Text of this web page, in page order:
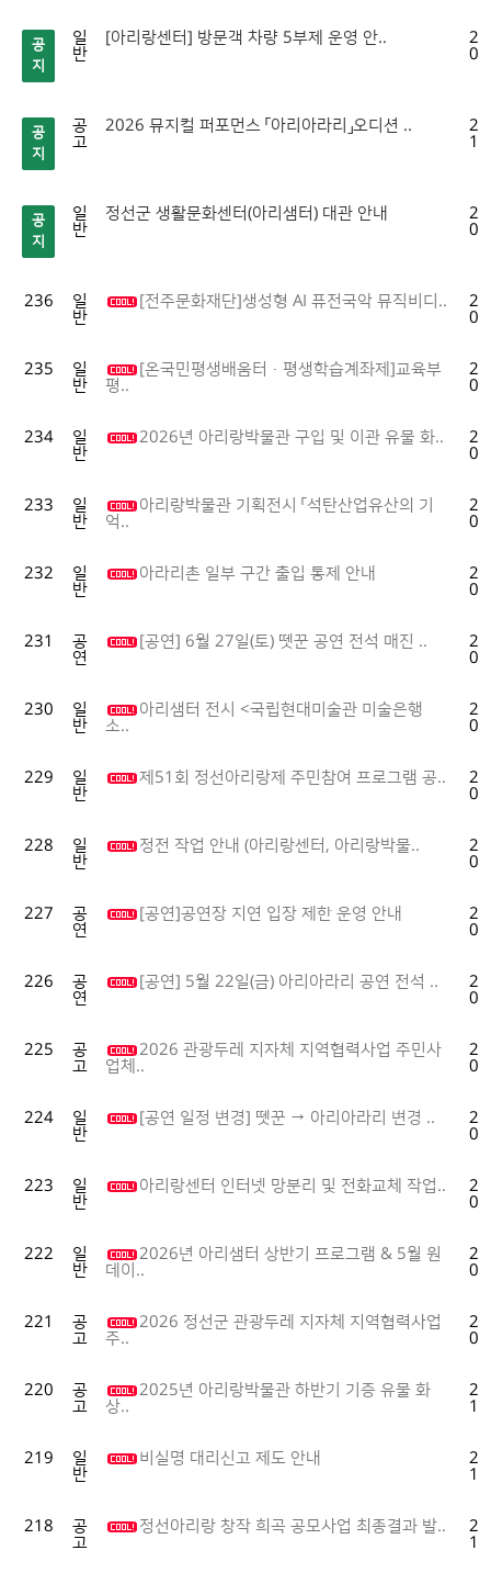
공
지
일
반
[아리랑센터] 방문객 차량 5부제 운영 안..
공
지
공
고
2026 뮤지컬 퍼포먼스 「아리아라리」오디션 ..
공
지
일
반
정선군 생활문화센터(아리샘터) 대관 안내
236
일
반
[전주문화재단]생성형 AI 퓨전국악 뮤직비디..
235
일
반
[온국민평생배움터·평생학습계좌제]교육부
평..
234
일
반
2026년 아리랑박물관 구입 및 이관 유물 화..
233
일
반
아리랑박물관 기획전시 「석탄산업유산의 기
억..
232
일
반
아라리촌 일부 구간 출입 통제 안내
231
공
연
[공연] 6월 27일(토) 뗏꾼 공연 전석 매진 ..
230
일
반
아리샘터 전시 <국립현대미술관 미술은행
소..
229
일
반
제51회 정선아리랑제 주민참여 프로그램 공..
228
일
반
정전 작업 안내 (아리랑센터, 아리랑박물..
227
공
연
[공연]공연장 지연 입장 제한 운영 안내
226
공
연
[공연] 5월 22일(금) 아리아라리 공연 전석 ..
225
공
고
2026 관광두레 지자체 지역협력사업 주민사
업체..
224
일
반
[공연 일정 변경] 뗏꾼 → 아리아라리 변경 ..
223
일
반
아리랑센터 인터넷 망분리 및 전화교체 작업..
222
일
반
2026년 아리샘터 상반기 프로그램 & 5월 원
데이..
221
공
고
2026 정선군 관광두레 지자체 지역협력사업
주..
220
공
고
2025년 아리랑박물관 하반기 기증 유물 화
상..
219
일
반
비실명 대리신고 제도 안내
218
공
고
정선아리랑 창작 희곡 공모사업 최종결과 발..